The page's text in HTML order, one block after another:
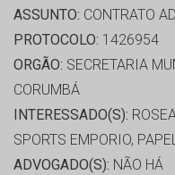
ASSUNTO: CONTRATO
PROTOCOLO: 1426954
ORGÃO: SECRETARIA
CORUMBÁ
INTERESSADO(S):
SPORTS EMPORIO,
ADVOGADO(S): NÃO HÁ